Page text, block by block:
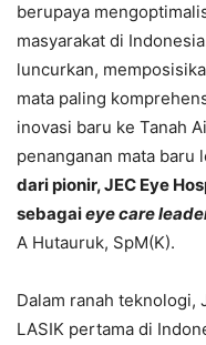
berupaya
masyarakat di
luncurkan,
mata paling
inovasi baru ke Tanah
penanganan mata baru
dari pionir, JEC Eye
sebagaieye care
A Hutauruk, SpM(K).
Dalam ranah teknologi,
LASIK pertama di